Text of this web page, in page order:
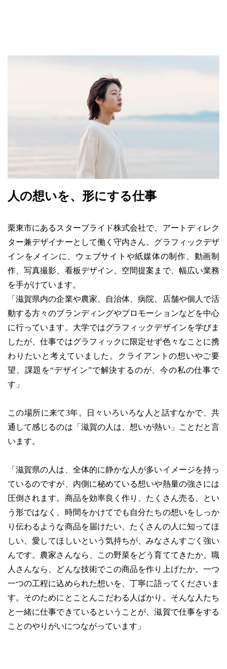
人の想いを、形にする仕事
栗東市にあるスターブライド株式会社で、アートディレク
ター兼デザイナーとして働く守内さん。グラフィックデザ
インをメインに、ウェブサイトや紙媒体の制作、動画制
作、写真撮影、看板デザイン、空間提案まで、幅広い業務
を手がけています。
「滋賀県内の企業や農家、自治体、病院、店舗や個人で活
動する方々のブランディングやプロモーションなどを中心
に行っています。大学ではグラフィックデザインを学びま
したが、仕事ではグラフィックに限定せず色々なことに携
わりたいと考えていました。クライアントの想いやご要
望、課題を“デザイン”で解決するのが、今の私の仕事で
す」
この場所に来て3年。日々いろいろな人と話すなかで、共
通して感じるのは「滋賀の人は、想いが熱い」ことだと言
います。
「滋賀県の人は、全体的に静かな人が多いイメージを持っ
ているのですが、内側に秘めている想いや熱量の強さには
圧倒されます。商品を効率良く作り、たくさん売る、とい
う形ではなく、時間をかけてでも自分たちの想いをしっか
り伝わるような商品を届けたい、たくさんの人に知ってほ
しい、愛してほしいという気持ちが、みなさんすごく強い
んです。農家さんなら、この野菜をどう育ててきたか。職
人さんなら、どんな技術でこの商品を作り上げたか。一つ
一つの工程に込められた想いを、丁寧に語ってくださいま
す。そのためにとことんこだわる人ばかり。そんな人たち
と一緒に仕事できているということが、滋賀で仕事をする
ことのやりがいにつながっています」